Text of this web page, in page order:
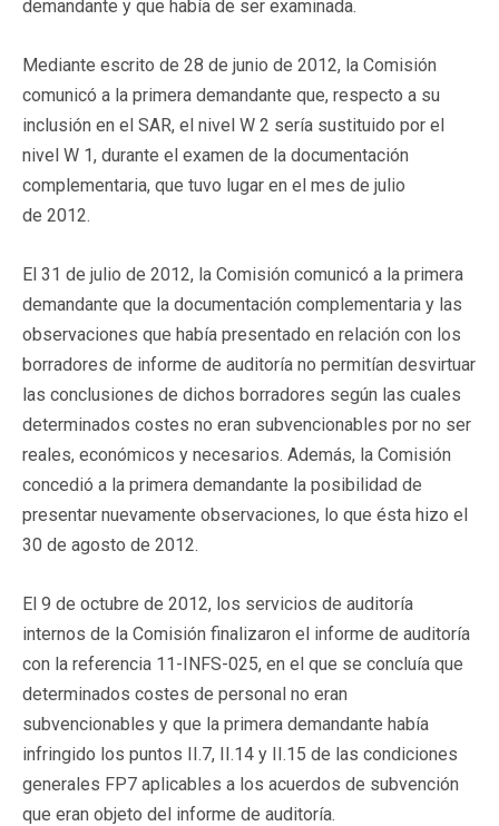
demandante y que había de ser examinada.
Mediante escrito de 28 de junio de 2012, la Comisión
comunicó a la primera demandante que, respecto a su
inclusión en el SAR, el nivel W 2 sería sustituido por el
nivel W 1, durante el examen de la documentación
complementaria, que tuvo lugar en el mes de julio
de 2012.
El 31 de julio de 2012, la Comisión comunicó a la primera
demandante que la documentación complementaria y las
observaciones que había presentado en relación con los
borradores de informe de auditoría no permitían desvirtuar
las conclusiones de dichos borradores según las cuales
determinados costes no eran subvencionables por no ser
reales, económicos y necesarios. Además, la Comisión
concedió a la primera demandante la posibilidad de
presentar nuevamente observaciones, lo que ésta hizo el
30 de agosto de 2012.
El 9 de octubre de 2012, los servicios de auditoría
internos de la Comisión finalizaron el informe de auditoría
con la referencia 11-INFS-025, en el que se concluía que
determinados costes de personal no eran
subvencionables y que la primera demandante había
infringido los puntos II.7, II.14 y II.15 de las condiciones
generales FP7 aplicables a los acuerdos de subvención
que eran objeto del informe de auditoría.